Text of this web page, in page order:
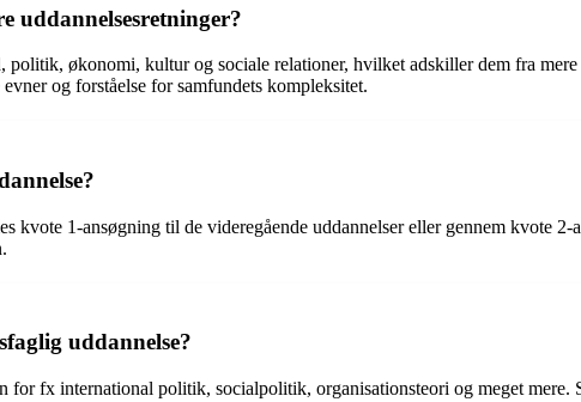
uddannelsesretninger?
økonomi, kultur og sociale relationer, hvilket adskiller dem fra
og forståelse for samfundets kompleksitet.
kvote 1-ansøgning til de videregående uddannelser eller gennem kvote
uddannelse?
for fx international politik, socialpolitik, organisationsteori og meget